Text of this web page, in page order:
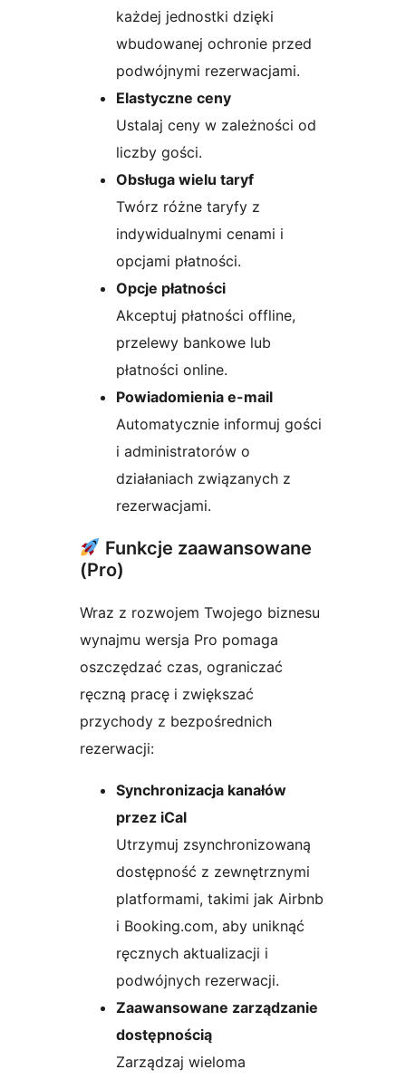
każdej jednostki dzięki
wbudowanej ochronie przed
podwójnymi rezerwacjami.
Elastyczne ceny
Ustalaj ceny w zależności od
liczby gości.
Obsługa wielu taryf
Twórz różne taryfy z
indywidualnymi cenami i
opcjami płatności.
Opcje płatności
Akceptuj płatności offline,
przelewy bankowe lub
płatności online.
Powiadomienia e-mail
Automatycznie informuj gości
i administratorów o
działaniach związanych z
rezerwacjami.
Funkcje zaawansowane
(Pro)
Wraz z rozwojem Twojego biznesu
wynajmu wersja Pro pomaga
oszczędzać czas, ograniczać
ręczną pracę i zwiększać
przychody z bezpośrednich
rezerwacji:
Synchronizacja kanałów
przez iCal
Utrzymuj zsynchronizowaną
dostępność z zewnętrznymi
platformami, takimi jak Airbnb
i Booking.com, aby uniknąć
ręcznych aktualizacji i
podwójnych rezerwacji.
Zaawansowane zarządzanie
dostępnością
Zarządzaj wieloma